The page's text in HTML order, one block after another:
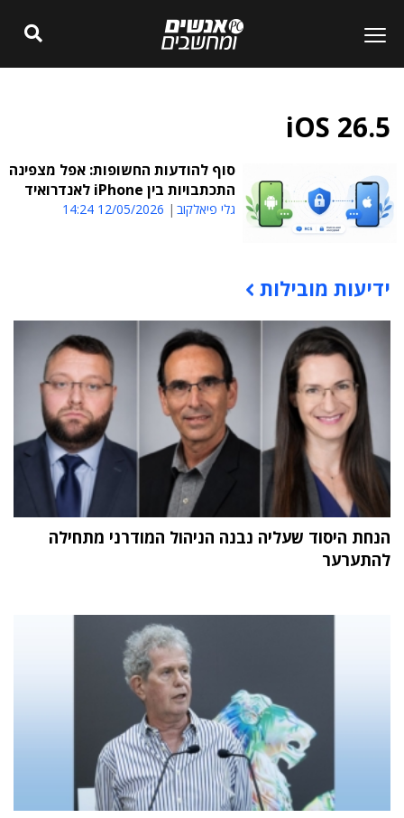
iOS 26.5
סוף להודעות החשופות: אפל מצפינה
התכתבויות בין iPhone לאנדרואיד
גלי פיאלקוב 12/05/2026 14:24
תוכן פרסומי
ידיעות מובילות
הנחת היסוד שעליה נבנה הניהול המודרני מתחילה
להתערער